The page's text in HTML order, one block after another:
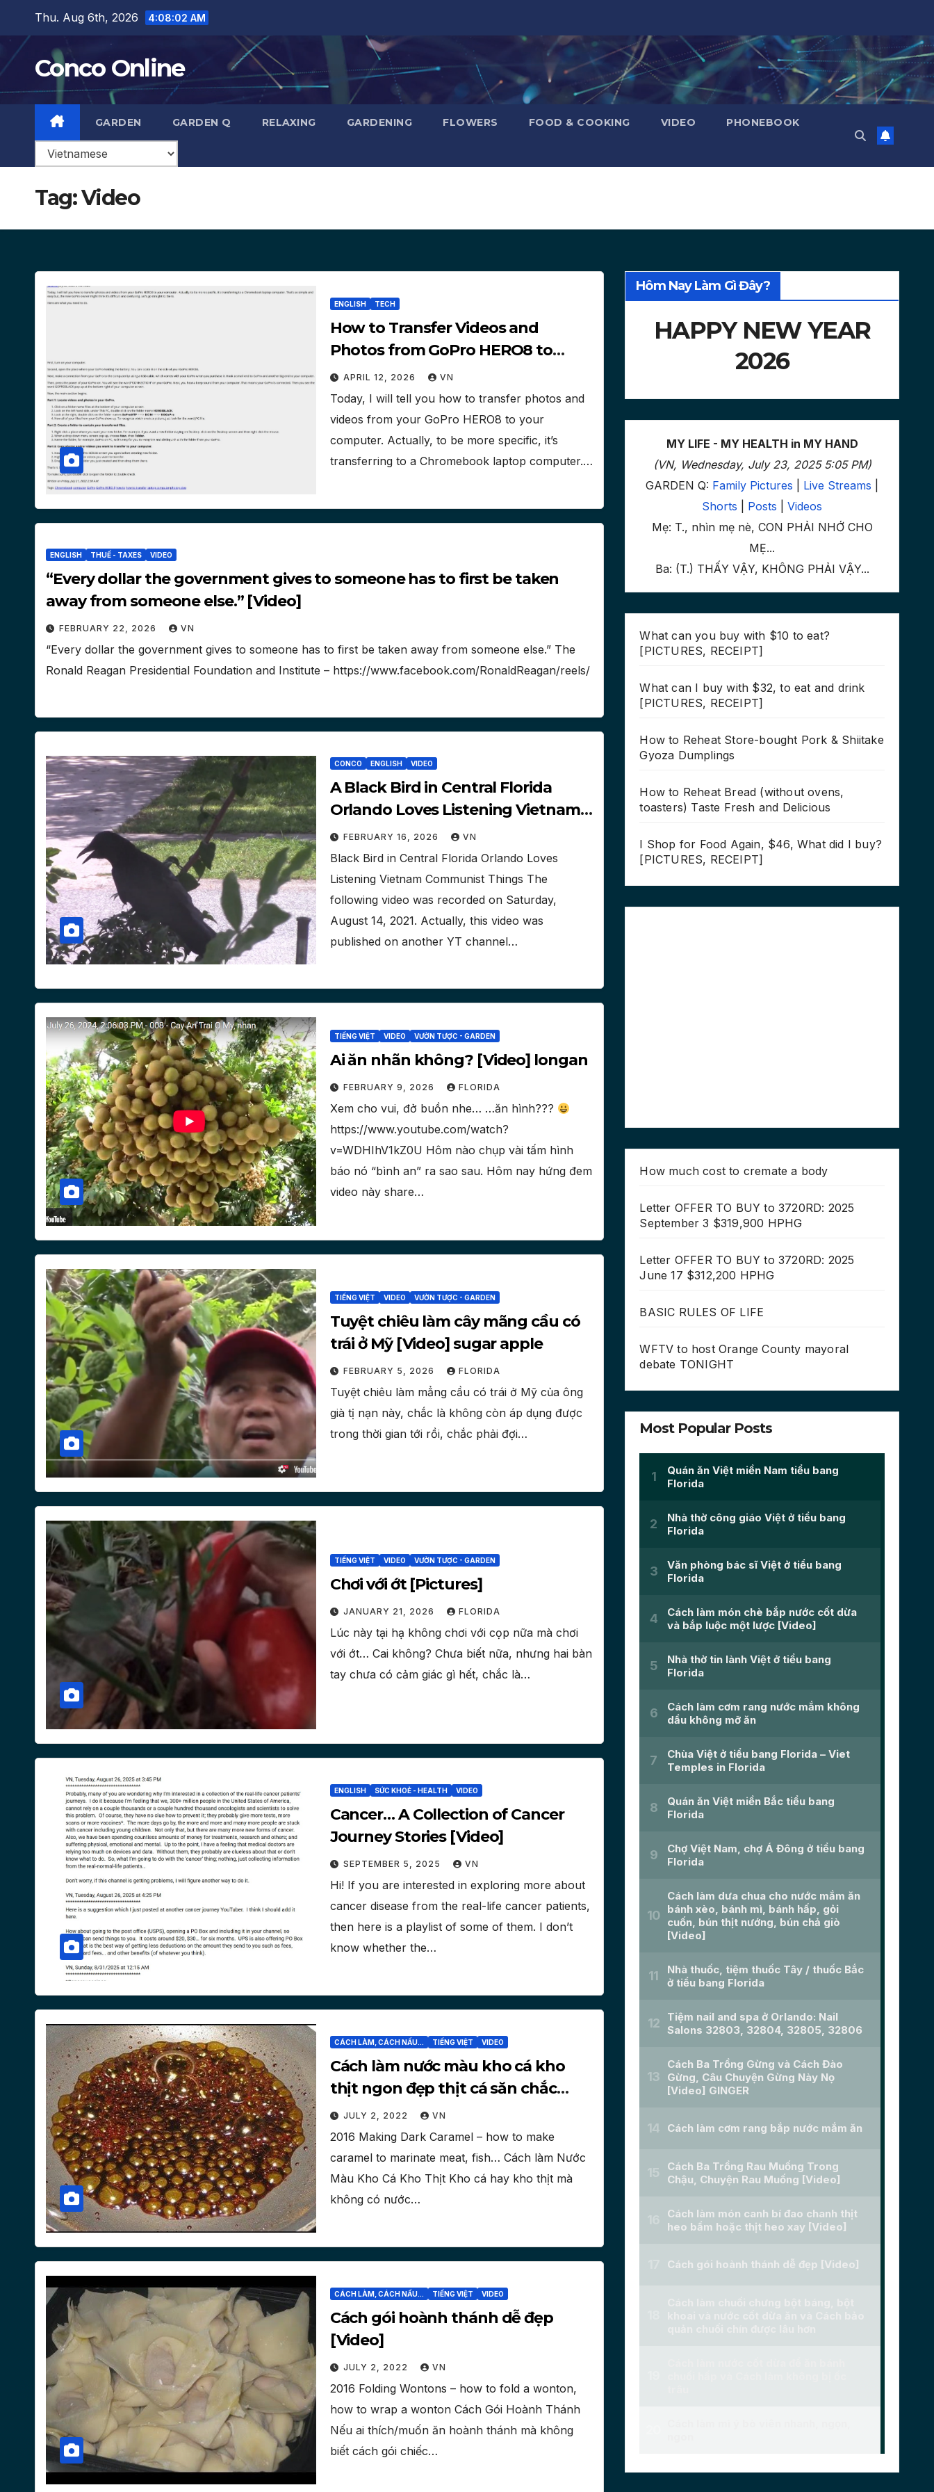
content
Thu. Aug 6th, 2026 4:08:03 AM
Conco Online
GARDEN GARDEN Q RELAXING GARDENING FLOWERS FOOD & COOKING VIDEO PHONEBOOK
Tag:Video
ENGLISH TECH
How to Transfer Videos and
Photos from GoPro HERO8 to
Chromebook Laptop Computer
Hard Drive
APRIL 12, 2026 VN
Today, I will tell you how to transfer photos and
videos from your GoPro HERO8 to your
computer. Actually, to be more specific, it’s
transferring to a Chromebook laptop computer.…
ENGLISH THUẾ - TAXES VIDEO
“Every dollar the government gives to someone has to first be taken
away from someone else.” [Video]
FEBRUARY 22, 2026 VN
“Every dollar the government gives to someone has to first be taken away from someone else.” The
Ronald Reagan Presidential Foundation and Institute – https://www.facebook.com/RonaldReagan/reels/
CONCO ENGLISH VIDEO
A Black Bird in Central Florida
Orlando Loves Listening Vietnam
Communist Things [Video]
persimmon tree
FEBRUARY 16, 2026 VN
Black Bird in Central Florida Orlando Loves
Listening Vietnam Communist Things The
following video was recorded on Saturday,
August 14, 2021. Actually, this video was
published on another YT channel…
TIẾNG VIỆT VIDEO VƯỜN TƯỢC - GARDEN
Ai ăn nhãn không? [Video] longan
FEBRUARY 9, 2026 FLORIDA
Xem cho vui, đở buồn nhe… …ăn hình???
https://www.youtube.com/watch?
v=WDHIhV1kZ0U Hôm nào chụp vài tấm hình
báo nó “bình an” ra sao sau. Hôm nay hứng đem
video này share…
TIẾNG VIỆT VIDEO VƯỜN TƯỢC - GARDEN
Tuyệt chiêu làm cây mãng cầu có
trái ở Mỹ [Video] sugar apple
FEBRUARY 5, 2026 FLORIDA
Tuyệt chiêu làm mẳng cầu có trái ở Mỹ của ông
già tị nạn này, chắc là không còn áp dụng được
trong thời gian tới rồi, chắc phải đợi…
TIẾNG VIỆT VIDEO VƯỜN TƯỢC - GARDEN
Chơi với ớt [Pictures]
JANUARY 21, 2026 FLORIDA
Lúc này tại hạ không chơi với cọp nữa mà chơi
với ớt… Cai không? Chưa biết nữa, nhưng hai bàn
tay chưa có cảm giác gì hết, chắc là…
ENGLISH SỨC KHOẺ - HEALTH VIDEO
Cancer… A Collection of Cancer
Journey Stories [Video]
SEPTEMBER 5, 2025 VN
Hi! If you are interested in exploring more about
cancer disease from the real-life cancer patients,
then here is a playlist of some of them. I don’t
know whether the…
CÁCH LÀM, CÁCH NẤU... TIẾNG VIỆT VIDEO
Cách làm nước màu kho cá kho
thịt ngon đẹp thịt cá săn chắc
theo kiểu miền tây [Video]
JULY 2, 2022 VN
2016 Making Dark Caramel – how to make
caramel to marinate meat, fish… Cách làm Nước
Màu Kho Cá Kho Thịt Kho cá hay kho thịt mà
không có nước…
CÁCH LÀM, CÁCH NẤU... TIẾNG VIỆT VIDEO
Cách gói hoành thánh dễ đẹp
[Video]
JULY 2, 2022 VN
2016 Folding Wontons – how to fold a wonton,
how to wrap a wonton Cách Gói Hoành Thánh
Nếu ai thích/muốn ăn hoành thánh mà không
biết cách gói chiếc…
Hôm Nay Làm Gì Đây?
HAPPY NEW YEAR
2026
MY LIFE - MY HEALTH in MY HAND
(VN, Wednesday, July 23, 2025 5:05 PM)
GARDEN Q: Family Pictures Live Streams
Shorts
Posts |Videos
Mẹ: T., nhìn mẹ nè, CON PHẢI NHỚ CHO
MẸ...
Ba: (T.) THẤY VẬY, KHÔNG PHẢI VẬY...
What can you buy with $10 to eat?
[PICTURES, RECEIPT]
What can I buy with $32, to eat and drink
[PICTURES, RECEIPT]
How to Reheat Store-bought Pork & Shiitake
Gyoza Dumplings
How to Reheat Bread (without ovens,
toasters) Taste Fresh and Delicious
I Shop for Food Again, $46, What did I buy?
[PICTURES, RECEIPT]
How much cost to cremate a body
Letter OFFER TO BUY to 3720RD: 2025
September 3 $319,900 HPHG
Letter OFFER TO BUY to 3720RD: 2025
June 17 $312,200 HPHG
BASIC RULES OF LIFE
WFTV to host Orange County mayoral
debate TONIGHT
Most Popular Posts